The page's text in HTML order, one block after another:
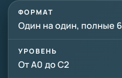
ФОРМАТ
Один на один, полные
УРОВЕНЬ
От A0 до C2